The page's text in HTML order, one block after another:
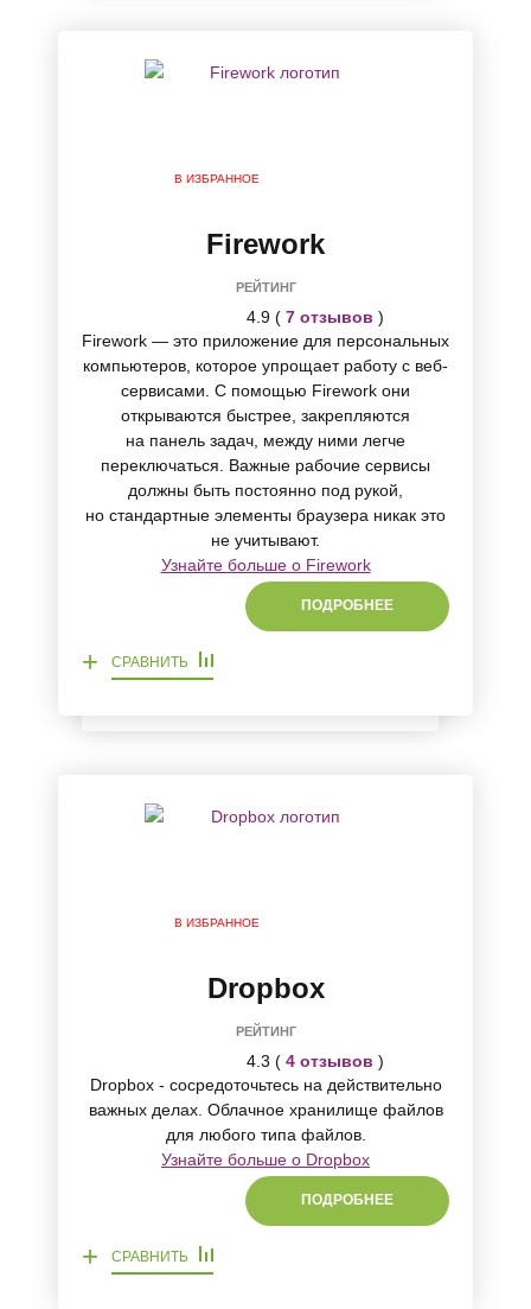
В ИЗБРАННОЕ
Firework
РЕЙТИНГ
4.9 ( 7 отзывов )
Firework — это приложение для персональных
компьютеров, которое упрощает работу с веб-
сервисами. С помощью Firework они
открываются быстрее, закрепляются
на панель задач, между ними легче
переключаться. Важные рабочие сервисы
должны быть постоянно под рукой,
но стандартные элементы браузера никак это
не учитывают.
Узнайте больше о Firework
ПОДРОБНЕЕ
+ СРАВНИТЬ
В ИЗБРАННОЕ
Dropbox
РЕЙТИНГ
4.3 ( 4 отзывов )
Dropbox - сосредоточьтесь на действительно
важных делах. Облачное хранилище файлов
для любого типа файлов.
Узнайте больше о Dropbox
ПОДРОБНЕЕ
+ СРАВНИТЬ